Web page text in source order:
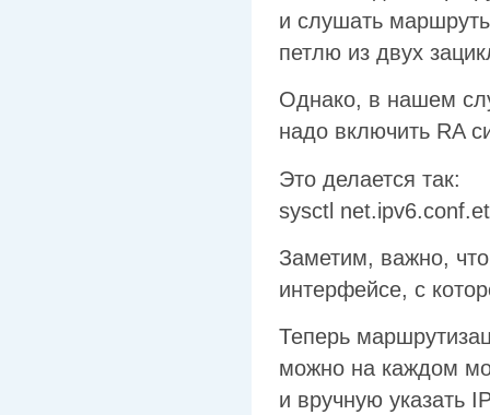
и слушать
петлю из двух
Однако, в нашем
надо включить RA
Это делается так:
sysctl
Заметим, важно,
интерфейсе, с
Теперь
можно на каждом
и вручную указать